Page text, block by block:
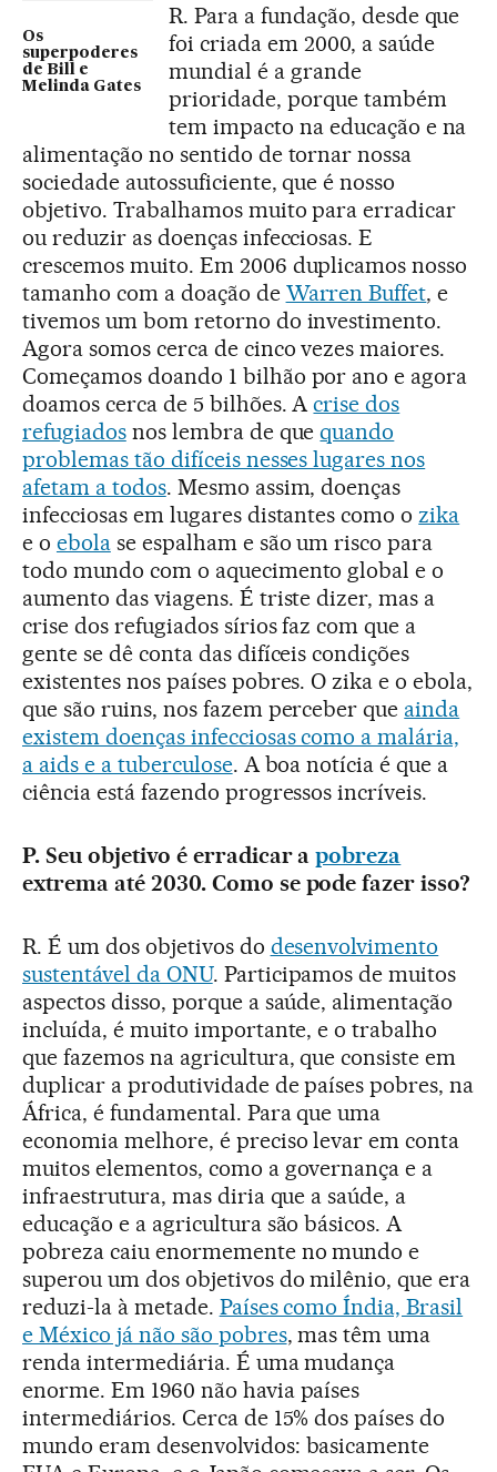
Os
superpoderes
de Bill e
Melinda Gates
R. Para a fundação, desde que
foi criada em 2000, a saúde
mundial é a grande
prioridade, porque também
tem impacto na educação e na
alimentação no sentido de tornar nossa
sociedade autossuficiente, que é nosso
objetivo. Trabalhamos muito para erradicar
ou reduzir as doenças infecciosas. E
crescemos muito. Em 2006 duplicamos nosso
tamanho com a doação de Warren Buffet, e
tivemos um bom retorno do investimento.
Agora somos cerca de cinco vezes maiores.
Começamos doando 1 bilhão por ano e agora
doamos cerca de 5 bilhões. Acrise dos
refugiadosnos lembra de quequando
problemas tão difíceis nesses lugares nos
afetam a todos. Mesmo assim, doenças
infecciosas em lugares distantes como o zika
e o ebolase espalham e são um risco para
todo mundo com o aquecimento global e o
aumento das viagens. É triste dizer, mas a
crise dos refugiados sírios faz com que a
gente se dê conta das difíceis condições
existentes nos países pobres. O zika e o ebola,
que são ruins, nos fazem perceber que ainda
existem doenças infecciosas como a malária,
a aids e a tuberculose. A boa notícia é que a
ciência está fazendo progressos incríveis.
P. Seu objetivo é erradicar apobreza
extrema até 2030. Como se pode fazer isso?
R. É um dos objetivos do desenvolvimento
sustentável da ONU. Participamos de muitos
aspectos disso, porque a saúde, alimentação
incluída, é muito importante, e o trabalho
que fazemos na agricultura, que consiste em
duplicar a produtividade de países pobres, na
África, é fundamental. Para que uma
economia melhore, é preciso levar em conta
muitos elementos, como a governança e a
infraestrutura, mas diria que a saúde, a
educação e a agricultura são básicos. A
pobreza caiu enormemente no mundo e
superou um dos objetivos do milênio, que era
reduzi-la à metade. Países como Índia, Brasil
e México já não são pobres, mas têm uma
renda intermediária. É uma mudança
enorme. Em 1960 não havia países
intermediários. Cerca de 15% dos países do
mundo eram desenvolvidos: basicamente